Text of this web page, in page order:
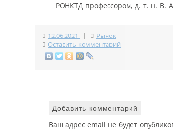
РОНКТД профессором, д. т. н. В.
12.06.2021 |
Рынок
Оставить комментарий
Добавить комментарий
Ваш адрес email не будет